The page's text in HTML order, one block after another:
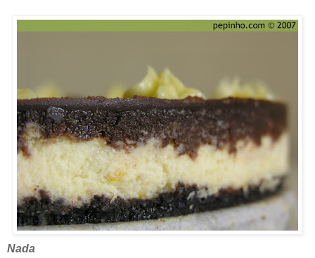
Nada